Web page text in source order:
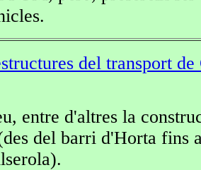
del transport de
entre d'altres la
del barri d'Horta fins